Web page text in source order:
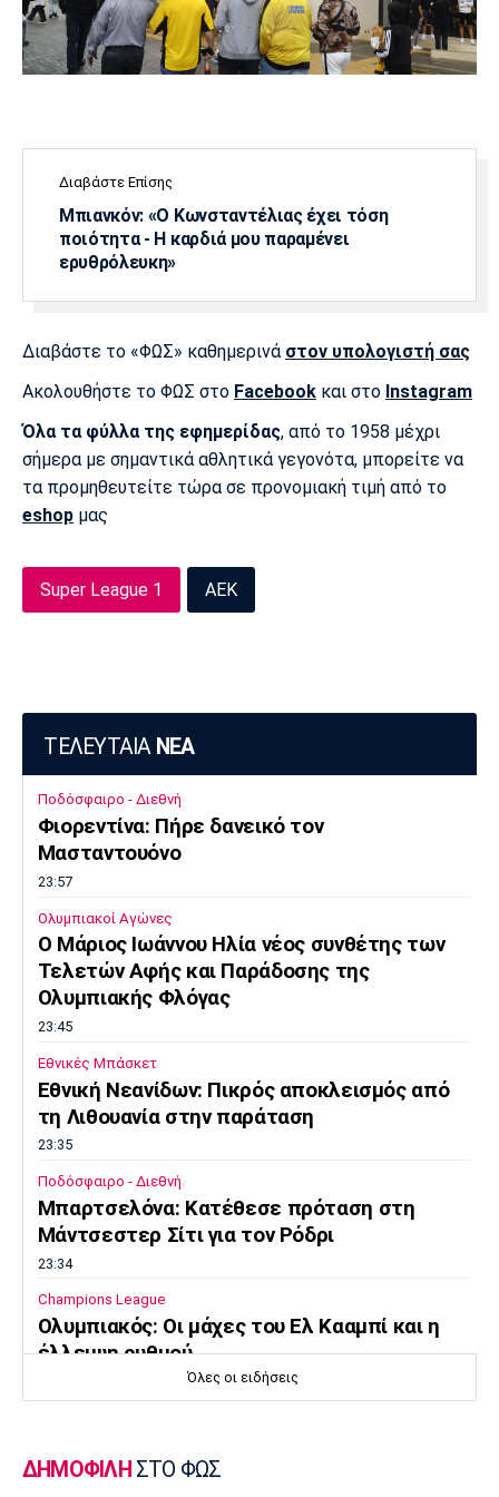
Διαβάστε Επίσης
Μπιανκόν: «Ο Κωνσταντέλιας έχει τόση
ποιότητα - Η καρδιά μου παραμένει
ερυθρόλευκη»
Διαβάστε το «ΦΩΣ» καθημερινά στον υπολογιστή σας
Ακολουθήστε το ΦΩΣ στο Facebook και στο Instagram
Όλα τα φύλλα της εφημερίδας, από το 1958 μέχρι
σήμερα με σημαντικά αθλητικά γεγονότα, μπορείτε να
τα προμηθευτείτε τώρα σε προνομιακή τιμή από το
eshop μας
Super League 1 ΑΕΚ
ΤΕΛΕΥΤΑΙΑ ΝΕΑ
Ποδόσφαιρο - Διεθνή
Φιορεντίνα: Πήρε δανεικό τον
Μασταντουόνο
23:57
Ολυμπιακοί Αγώνες
O Μάριος Ιωάννου Ηλία νέος συνθέτης των
Τελετών Αφής και Παράδοσης της
Ολυμπιακής Φλόγας
23:45
Εθνικές Μπάσκετ
Εθνική Νεανίδων: Πικρός αποκλεισμός από
τη Λιθουανία στην παράταση
23:35
Ποδόσφαιρο - Διεθνή
Μπαρτσελόνα: Κατέθεσε πρόταση στη
Μάντσεστερ Σίτι για τον Ρόδρι
23:34
Champions League
Ολυμπιακός: Οι μάχες του Ελ Κααμπί και η
έλλειψη ρυθμού
23:22
Όλες οι ειδήσεις
ΔΗΜΟΦΙΛΗ ΣΤΟ ΦΩΣ